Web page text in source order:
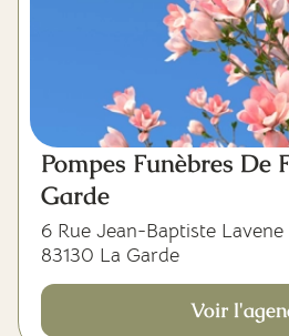
Pompes Funèbres De
Garde
6 Rue Jean-Baptiste Lavene
83130 La Garde
Voir